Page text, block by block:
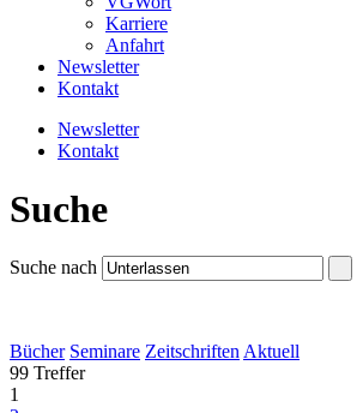
Karriere
Anfahrt
Newsletter
Kontakt
Newsletter
Kontakt
Suche
Suche nach
Bücher Seminare ZeitschriftenAktuell
99 Treffer
1